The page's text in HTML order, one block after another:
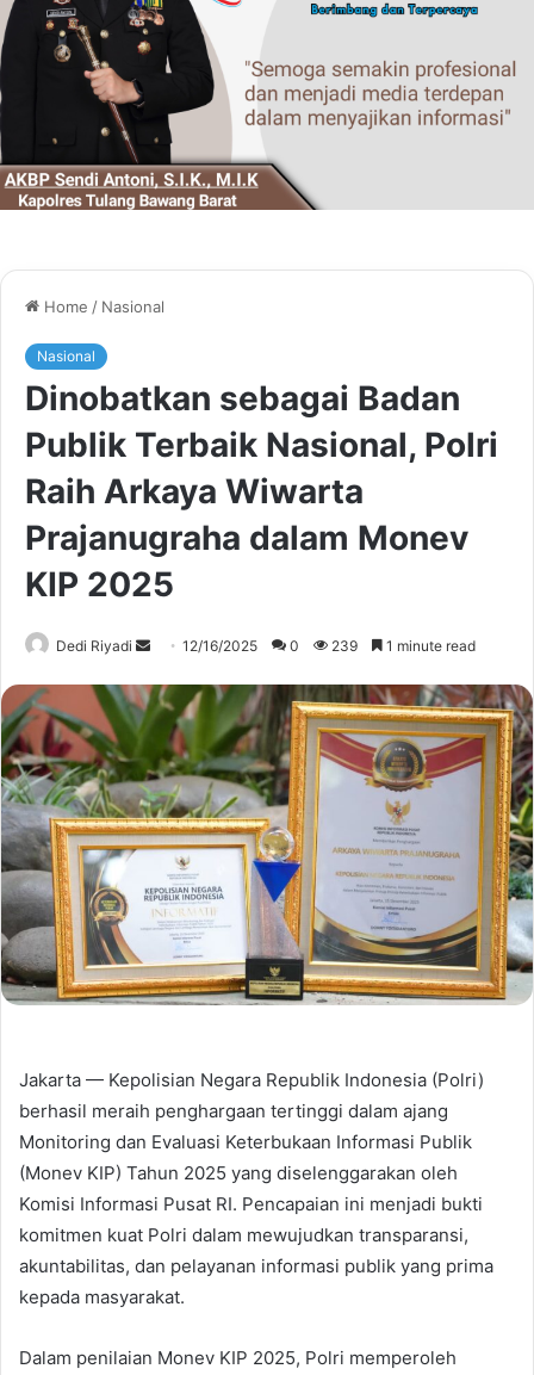
Home / Nasional
Nasional
Dinobatkan sebagai Badan
Publik Terbaik Nasional, Polri
Raih Arkaya Wiwarta
Prajanugraha dalam Monev
KIP 2025
Dedi Riyadi
Send
email
12/16/2025 0 239 1 minute read
Jakarta — Kepolisian Negara Republik Indonesia (Polri)
berhasil meraih penghargaan tertinggi dalam ajang
Monitoring dan Evaluasi Keterbukaan Informasi Publik
(Monev KIP) Tahun 2025 yang diselenggarakan oleh
Komisi Informasi Pusat RI. Pencapaian ini menjadi bukti
komitmen kuat Polri dalam mewujudkan transparansi,
akuntabilitas, dan pelayanan informasi publik yang prima
kepada masyarakat.
Dalam penilaian Monev KIP 2025, Polri memperoleh